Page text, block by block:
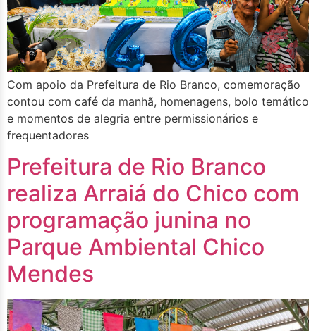
Com apoio da Prefeitura de Rio Branco, comemoração
contou com café da manhã, homenagens, bolo temático
e momentos de alegria entre permissionários e
frequentadores
Prefeitura de Rio Branco
realiza Arraiá do Chico com
programação junina no
Parque Ambiental Chico
Mendes